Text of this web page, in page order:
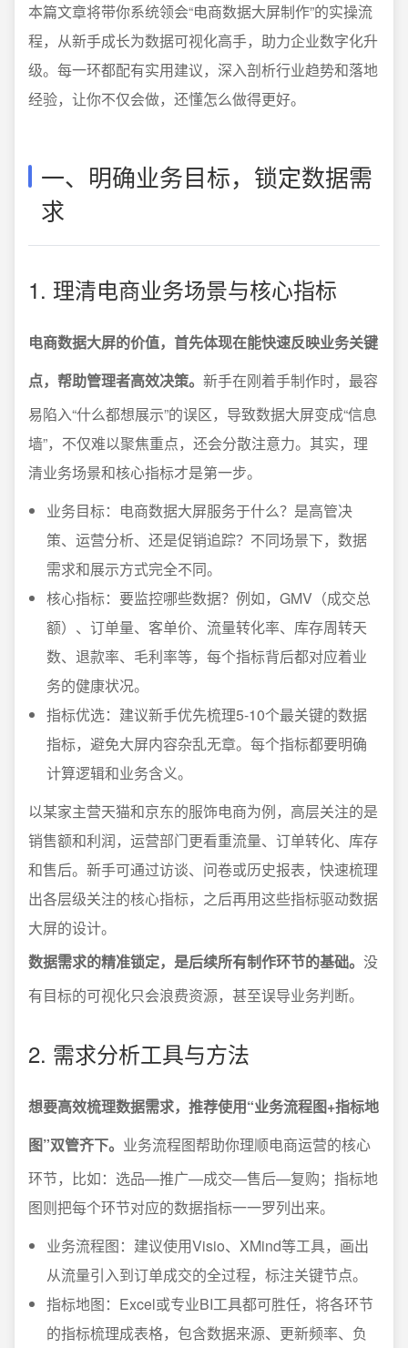
本篇文章将带你系统领会“电商数据大屏制作”的实操流
程，从新手成长为数据可视化高手，助力企业数字化升
级。每一环都配有实用建议，深入剖析行业趋势和落地
经验，让你不仅会做，还懂怎么做得更好。
一、明确业务目标，锁定数据需
求
1. 理清电商业务场景与核心指标
电商数据大屏的价值，首先体现在能快速反映业务关键
点，帮助管理者高效决策。 新手在刚着手制作时，最容
易陷入“什么都想展示”的误区，导致数据大屏变成“信息
墙”，不仅难以聚焦重点，还会分散注意力。其实，理
清业务场景和核心指标才是第一步。
业务目标：电商数据大屏服务于什么？是高管决
策、运营分析、还是促销追踪？不同场景下，数据
需求和展示方式完全不同。
核心指标：要监控哪些数据？例如，GMV（成交总
额）、订单量、客单价、流量转化率、库存周转天
数、退款率、毛利率等，每个指标背后都对应着业
务的健康状况。
指标优选：建议新手优先梳理5-10个最关键的数据
指标，避免大屏内容杂乱无章。每个指标都要明确
计算逻辑和业务含义。
以某家主营天猫和京东的服饰电商为例，高层关注的是
销售额和利润，运营部门更看重流量、订单转化、库存
和售后。新手可通过访谈、问卷或历史报表，快速梳理
出各层级关注的核心指标，之后再用这些指标驱动数据
大屏的设计。
数据需求的精准锁定，是后续所有制作环节的基础。 没
有目标的可视化只会浪费资源，甚至误导业务判断。
2. 需求分析工具与方法
想要高效梳理数据需求，推荐使用“业务流程图+指标地
图”双管齐下。 业务流程图帮助你理顺电商运营的核心
环节，比如：选品—推广—成交—售后—复购；指标地
图则把每个环节对应的数据指标一一罗列出来。
业务流程图：建议使用Visio、XMind等工具，画出
从流量引入到订单成交的全过程，标注关键节点。
指标地图：Excel或专业BI工具都可胜任，将各环节
的指标梳理成表格，包含数据来源、更新频率、负